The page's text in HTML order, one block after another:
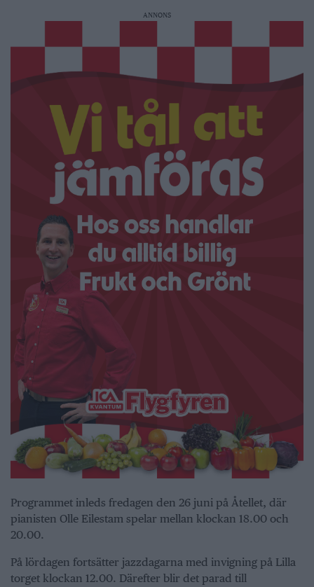
ANNONS
Programmet inleds fredagen den 26 juni på Åtellet, där
pianisten Olle Eilestam spelar mellan klockan 18.00 och
20.00.
På lördagen fortsätter jazzdagarna med invigning på Lilla
torget klockan 12.00. Därefter blir det parad till